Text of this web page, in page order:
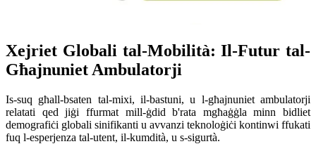
Xejriet Globali tal-Mobilità: Il-Futur tal-
Għajnuniet Ambulatorji
Is-suq għall-bsaten tal-mixi, il-bastuni, u l-għajnuniet ambulatorji
relatati qed jiġi ffurmat mill-ġdid b'rata mgħaġġla minn bidliet
demografiċi globali sinifikanti u avvanzi teknoloġiċi kontinwi ffukati
fuq l-esperjenza tal-utent, il-kumdità, u s-sigurtà.